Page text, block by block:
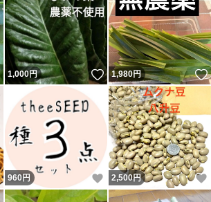
いいね！
1,000円 いいね！
1,980円
いいね！
960円 いいね！
2,500円